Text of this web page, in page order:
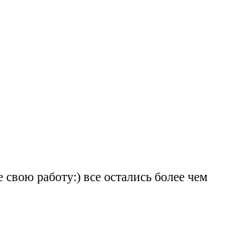
работу:) все остались более чем